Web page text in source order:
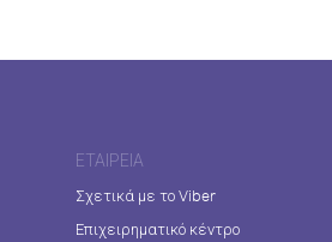
ΕΤΑΙΡΕΊΑ
Σχετικά με το Viber
Επιχειρηματικό κέντρο